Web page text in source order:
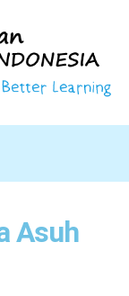
Asuh